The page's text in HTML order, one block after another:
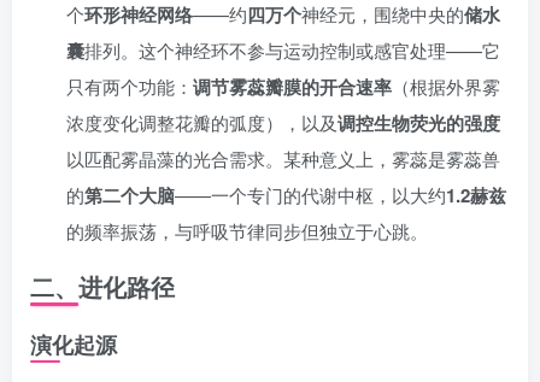
个环形神经网络——约四万个神经元，围绕中央的储水
囊排列。这个神经环不参与运动控制或感官处理——它
只有两个功能： 调节雾蕊瓣膜的开合速率 （根据外界雾
浓度变化调整花瓣的弧度），以及调控生物荧光的强度
以匹配雾晶藻的光合需求。某种意义上，雾蕊是雾蕊兽
的第二个大脑——一个专门的代谢中枢，以大约1.2赫兹
的频率振荡，与呼吸节律同步但独立于心跳。
二、进化路径
演化起源